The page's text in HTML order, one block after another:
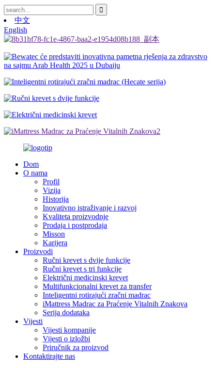
中文
English
Dom
O nama
Profil
Vizija
Historija
Inovativno istraživanje i razvoj
Kvaliteta proizvodnje
Prodaja i postprodaja
Misson
Karijera
Proizvodi
Ručni krevet s dvije funkcije
Ručni krevet s tri funkcije
Električni medicinski krevet
Multifunkcionalni krevet za transfer
Inteligentni rotirajući zračni madrac
iMattress Madrac za Praćenje Vitalnih Znakova
Serija dodataka
Vijesti
Vijesti kompanije
Vijesti o izložbi
Priručnik za proizvod
Kontaktirajte nas